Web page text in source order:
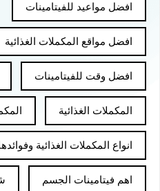
افضل مواعيد للفيتامينات
افضل مواقع المكملات الغذائية
افضل وقت للفيتامينات
المكملات الغذائية
انواع المكملات الغذائية
اهم فيتامينات الجسم